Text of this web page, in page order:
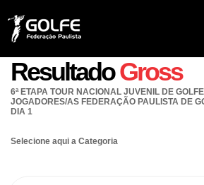
ResultadoGross
6ª ETAPA TOUR NACIONAL JUVENIL DE
JOGADORES/AS FEDERAÇÃO PAULISTA DE
DIA 1
Selecione aqui a Categoria